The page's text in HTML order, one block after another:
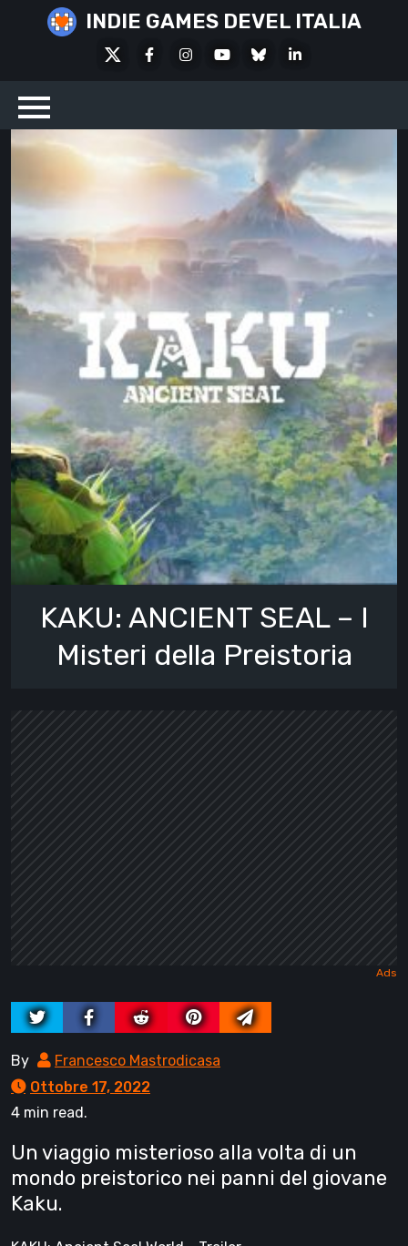
INDIE GAMES DEVEL ITALIA
FacebookInstagramYoutubeBlueskyLinkedIn
KAKU: ANCIENT SEAL – I
Misteri della Preistoria
By
Francesco Mastrodicasa
Ottobre 17, 2022
4 min read.
Un viaggio misterioso alla volta di un
mondo preistorico nei panni del giovane
Kaku.